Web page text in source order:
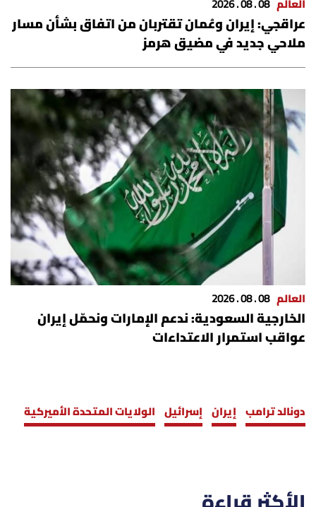
العالم 08 . 08 . 2026
عراقجي: إيران وعُمان تقتربان من اتفاق بشأن مسار
ملاحي جديد في مضيق هرمز
العالم 08 . 08 . 2026
الخارجية السعودية: ندعم الإمارات ونحمّل إيران
عواقب استمرار الاعتداءات
دونالد ترامب إيران إسرائيل الولايات المتحدة الأميركية